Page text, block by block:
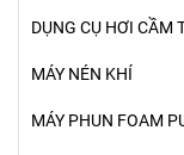
DỤNG CỤ HƠI CẦM
MÁY NÉN KHÍ
MÁY PHUN FOAM